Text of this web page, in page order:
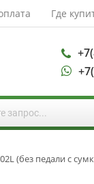
Где
(без педали с